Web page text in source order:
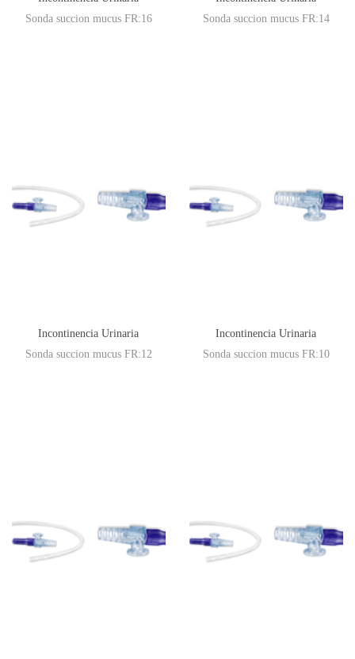
Sonda succion mucus FR:16
Sonda succion mucus FR:14
Incontinencia Urinaria
Sonda succion mucus FR:12
Incontinencia Urinaria
Sonda succion mucus FR:10